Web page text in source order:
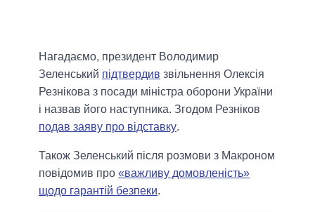
Нагадаємо, президент Володимир
Зеленський підтвердив звільнення Олексія
Резнікова з посади міністра оборони України
і назвав його наступника. Згодом Резніков
подав заяву про відставку.
Також Зеленський після розмови з Макроном
повідомив про «важливу домовленість»
щодо гарантій безпеки.